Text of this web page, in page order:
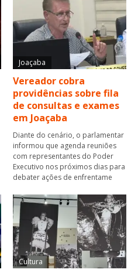
Joaçaba
Vereador cobra
providências sobre fila
de consultas e exames
em Joaçaba
Diante do cenário, o parlamentar
informou que agenda reuniões
com representantes do Poder
Executivo nos próximos dias para
debater ações de enfrentame
Cultura